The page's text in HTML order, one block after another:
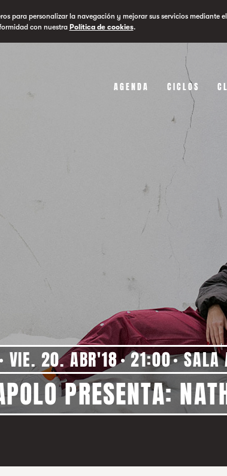
para personalizar la navegación y mejorar sus servicios mediante
con nuestra Política de cookies.
AGENDA CICLOS
VIE. 20. ABR'18 21:00 SALA
PRESENTA: